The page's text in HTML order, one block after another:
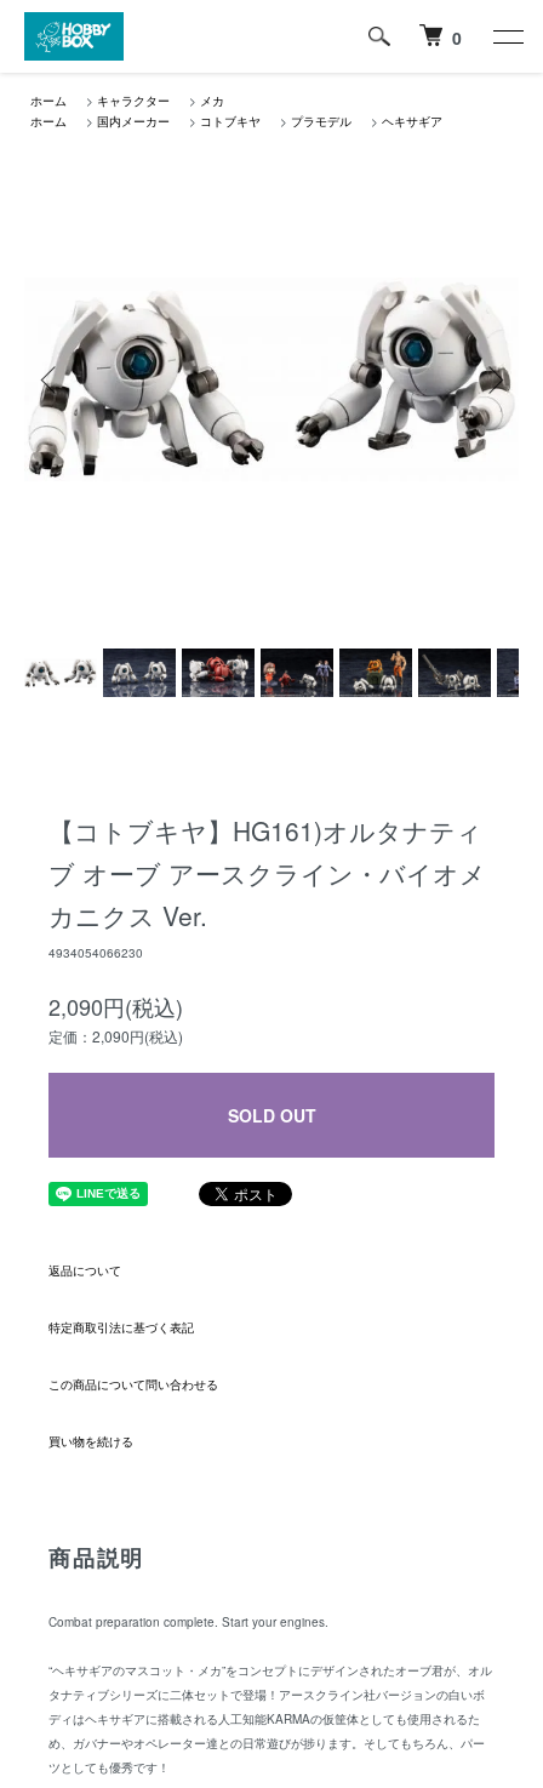
0
ホーム > キャラクター > メカ
ホーム
> 国内メーカー > コトブキヤ > プラモデル > ヘキサギア
【コトブキヤ】HG161)オルタナティ
ブ オーブ アースクライン・バイオメ
カニクス Ver.
4934054066230
2,090円(税込)
定価：2,090円(税込)
SOLD OUT
返品について
特定商取引法に基づく表記
この商品について問い合わせる
買い物を続ける
商品説明
Combat preparation complete. Start your engines.
“ヘキサギアのマスコット・メカ”をコンセプトにデザインされたオーブ君が、オル
タナティブシリーズに二体セットで登場！アースクライン社バージョンの白いボ
ディはヘキサギアに搭載される人工知能KARMAの仮筐体としても使用されるた
め、ガバナーやオペレーター達との日常遊びが捗ります。そしてもちろん、パー
ツとしても優秀です！